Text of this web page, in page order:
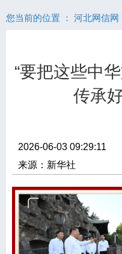
您当前的位置 ： 河北网信网
“要把这些中
传承
2026-06-03 09:29:11
来源：新华社